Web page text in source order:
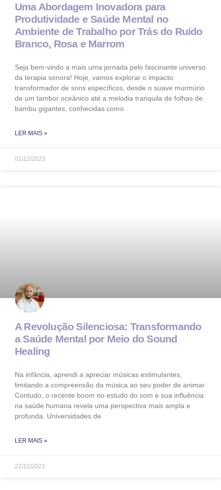
Uma Abordagem Inovadora para
Produtividade e Saúde Mental no
Ambiente de Trabalho por Trás do Ruído
Branco, Rosa e Marrom
Seja bem-vindo a mais uma jornada pelo fascinante universo
da terapia sonora! Hoje, vamos explorar o impacto
transformador de sons específicos, desde o suave murmúrio
de um tambor oceânico até a melodia tranquila de folhas de
bambu gigantes, conhecidas como
LER MAIS »
01/12/2023
A Revolução Silenciosa: Transformando
a Saúde Mental por Meio do Sound
Healing
Na infância, aprendi a apreciar músicas estimulantes,
limitando a compreensão da música ao seu poder de animar.
Contudo, o recente boom no estudo do som e sua influência
na saúde humana revela uma perspectiva mais ampla e
profunda. Universidades de
LER MAIS »
22/11/2023